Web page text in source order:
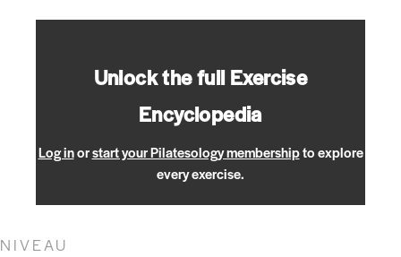
Unlock the full Exercise
Encyclopedia
Log inorstart your Pilatesology membershipto explore
every exercise.
NIVEAU